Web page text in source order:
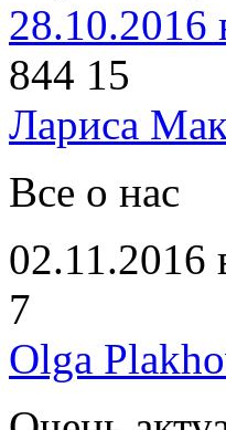
28.10.2016
844 15
Лариса
Все о нас
02.11.2016
7
Olga